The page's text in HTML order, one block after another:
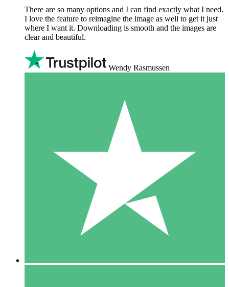
There are so many options and I can find exactly what I need.
I love the feature to reimagine the image as well to get it just
where I want it. Downloading is smooth and the images are
clear and beautiful.
Wendy Rasmussen